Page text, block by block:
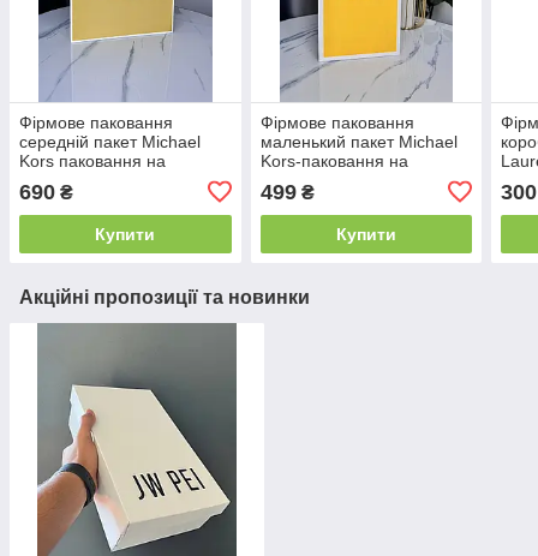
Фірмове паковання
середній пакет Michael
Kors паковання на
подарунок. Подарункова
брендова упаковка Майкл
Корс
690 ₴
Купити
Фірмове паковання
маленький пакет Michael
Kors-паковання на
подарунок. Подарункова
брендова упаковка Майкл
Корс
499₴
Купити
300
Акційні пропозиції та новинки